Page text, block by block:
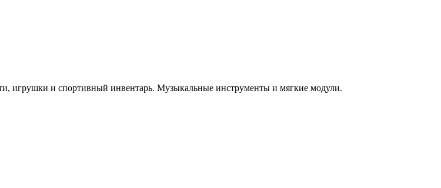
игрушки и спортивный инвентарь. Музыкальные инструменты и мягкие модули.